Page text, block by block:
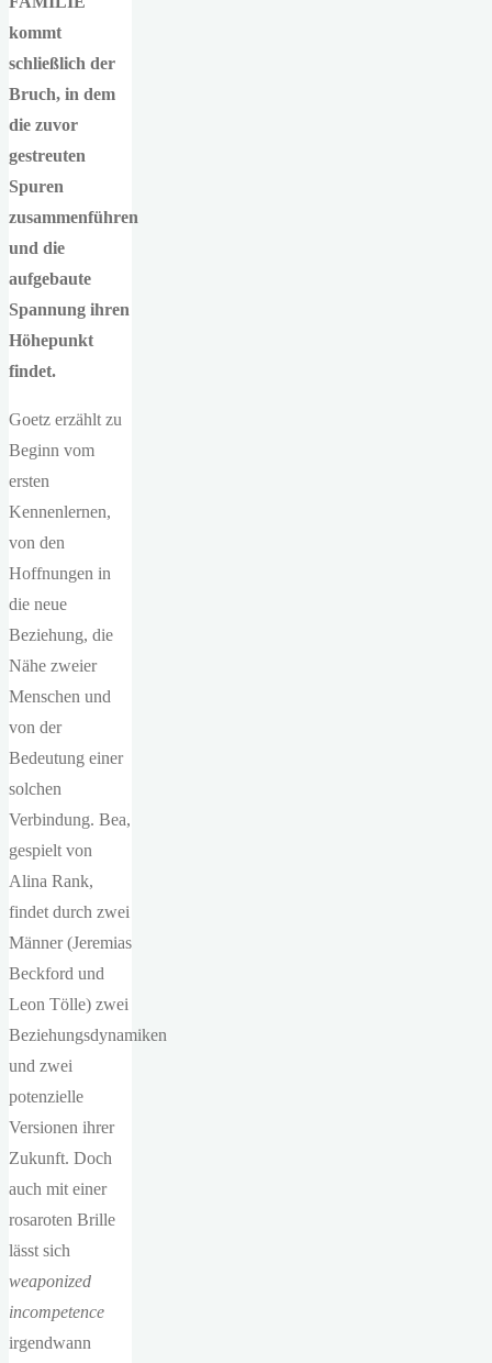
kommt
schließlich der
Bruch, in dem
die zuvor
gestreuten
Spuren
zusammenführen
und die
aufgebaute
Spannung ihren
Höhepunkt
findet.
Goetz erzählt zu
Beginn vom
ersten
Kennenlernen,
von den
Hoffnungen in
die neue
Beziehung, die
Nähe zweier
Menschen und
von der
Bedeutung einer
solchen
Verbindung. Bea,
gespielt von
Alina Rank,
findet durch zwei
Männer (Jeremias
Beckford und
Leon Tölle) zwei
Beziehungsdynamiken
und zwei
potenzielle
Versionen ihrer
Zukunft. Doch
auch mit einer
rosaroten Brille
lässt sich
weaponized
incompetence
irgendwann